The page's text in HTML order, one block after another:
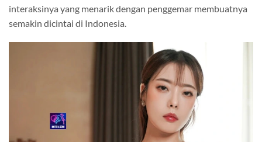
interaksinya yang menarik dengan penggemar membuatnya
semakin dicintai di Indonesia.